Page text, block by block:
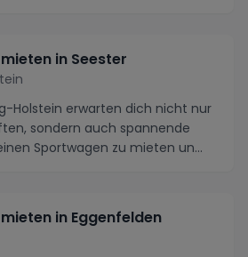
in Seester
Holstein erwarten dich nicht nur
sondern auch spannende
Sportwagen zu mieten un...
in Eggenfelden